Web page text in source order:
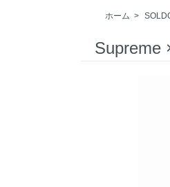
ホーム >
Supreme